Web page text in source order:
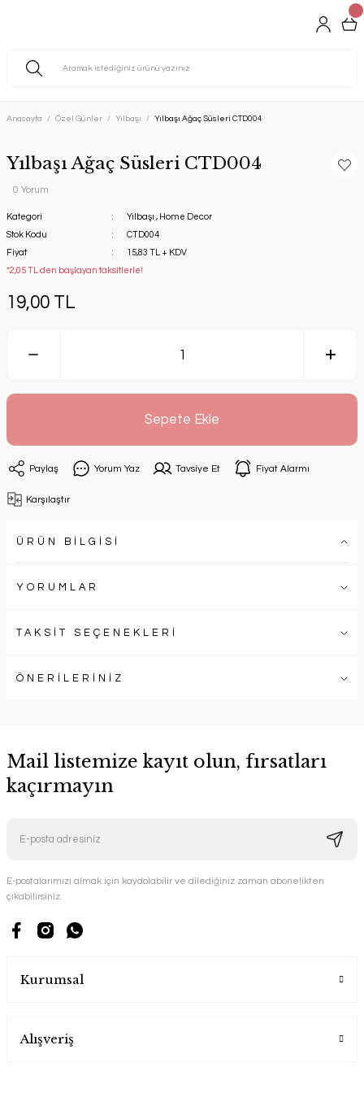
Anasayfa Özel Günler Yılbaşı Yılbaşı Ağaç Süsleri CTD004
Yılbaşı Ağaç Süsleri CTD004
0 Yorum
Kategori Yılbaşı , Home Decor
Stok Kodu
CTD004
Fiyat
15,83 TL + KDV
*2,05 TL den başlayan taksitlerle!
19,00 TL
Sepete Ekle
Paylaş Yorum Yaz Tavsiye Et Fiyat Alarmı
Karşılaştır
ÜRÜN BİLGİSİ
YORUMLAR
TAKSİT SEÇENEKLERİ
ÖNERİLERİNİZ
Mail listemize kayıt olun, fırsatları
kaçırmayın
E-postalarımızı almak için kaydolabilir ve dilediğiniz zaman abonelikten
çıkabilirsiniz.
Kurumsal
Alışveriş